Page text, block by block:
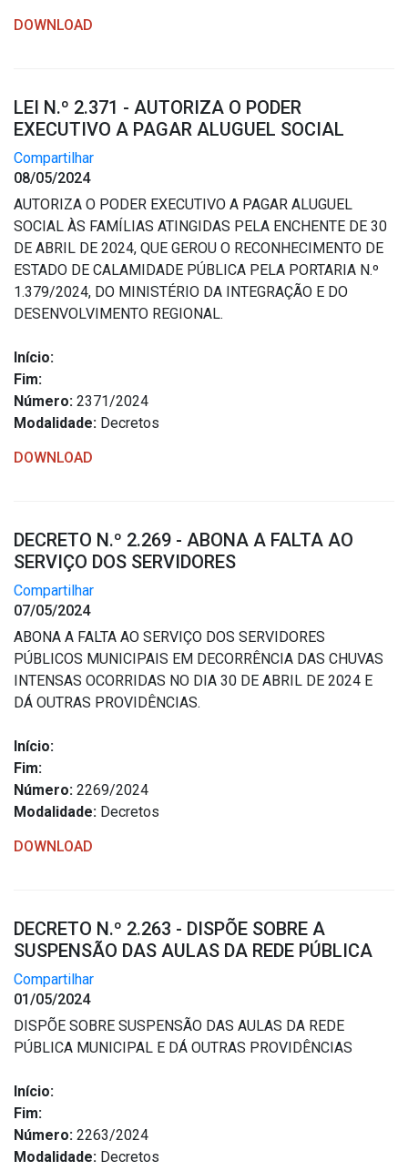
Leis, Decretos e Portarias
Portal da Transparência
Radar da Transparência
Cespro
Downloads
DOWNLOAD
LEI N.º 2.371 - AUTORIZA O PODER
EXECUTIVO A PAGAR ALUGUEL SOCIAL
Compartilhar
08/05/2024
AUTORIZA O PODER EXECUTIVO A PAGAR ALUGUEL
SOCIAL ÀS FAMÍLIAS ATINGIDAS PELA ENCHENTE DE 30
DE ABRIL DE 2024, QUE GEROU O RECONHECIMENTO DE
ESTADO DE CALAMIDADE PÚBLICA PELA PORTARIA N.º
1.379/2024, DO MINISTÉRIO DA INTEGRAÇÃO E DO
DESENVOLVIMENTO REGIONAL.
Início:
Fim:
Número: 2371/2024
Modalidade: Decretos
DOWNLOAD
DECRETO N.º 2.269 - ABONA A FALTA AO
SERVIÇO DOS SERVIDORES
Compartilhar
07/05/2024
ABONA A FALTA AO SERVIÇO DOS SERVIDORES
PÚBLICOS MUNICIPAIS EM DECORRÊNCIA DAS CHUVAS
INTENSAS OCORRIDAS NO DIA 30 DE ABRIL DE 2024 E
DÁ OUTRAS PROVIDÊNCIAS.
Início:
Fim:
Número: 2269/2024
Modalidade: Decretos
DOWNLOAD
DECRETO N.º 2.263 - DISPÕE SOBRE A
SUSPENSÃO DAS AULAS DA REDE PÚBLICA
Compartilhar
01/05/2024
DISPÕE SOBRE SUSPENSÃO DAS AULAS DA REDE
PÚBLICA MUNICIPAL E DÁ OUTRAS PROVIDÊNCIAS
Início:
Fim:
Número: 2263/2024
Modalidade: Decretos